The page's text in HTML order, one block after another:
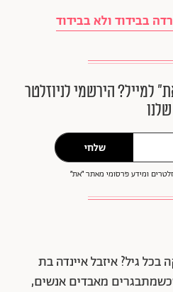
בבידוד ולא בבידוד
למייל? הירשמי לניוזלטר
שלנו
שלחי
ומידע פרסומי מאתר ״את״
בכל גיל? איזבל איינדה בת
שכשמתבגרים מאבדים אנשים,